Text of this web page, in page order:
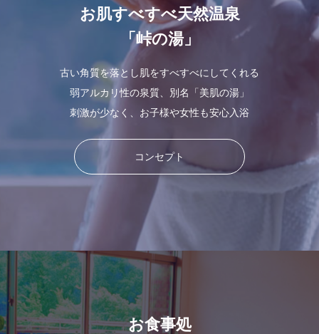
お肌すべすべ天然温泉
「峠の湯」
古い角質を落とし肌をすべすべにしてくれる
弱アルカリ性の泉質、別名「美肌の湯」
刺激が少なく、お子様や女性も安心入浴
コンセプト
お食事処